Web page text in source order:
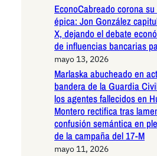
EconoCabreado corona
épica: Jon González
X, dejando el debate
de influencias bancarias
mayo 13, 2026
Marlaska abucheado en
bandera de la Guardia
los agentes fallecidos en
Montero rectifica tras
confusión semántica en
de la campaña del 17-M
mayo 11, 2026